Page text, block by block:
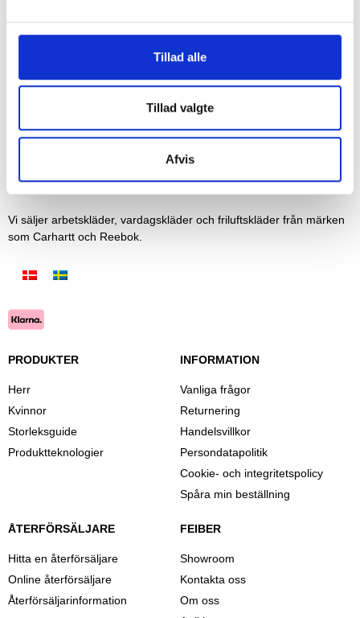
Tillad alle
Tillad valgte
Afvis
REGISTRERA
Vi säljer arbetskläder, vardagskläder och friluftskläder från märken
som Carhartt och Reebok.
PRODUKTER
Herr
Kvinnor
Storleksguide
Produktteknologier
INFORMATION
Vanliga frågor
Returnering
Handelsvillkor
Persondatapolitik
Cookie- och integritetspolicy
Spåra min beställning
ÅTERFÖRSÄLJARE
Hitta en återförsäljare
Online återförsäljare
Återförsäljarinformation
FEIBER
Showroom
Kontakta oss
Om oss